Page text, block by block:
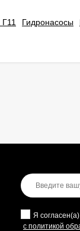
Гидронасосы
Я согласен(a)
с политикой